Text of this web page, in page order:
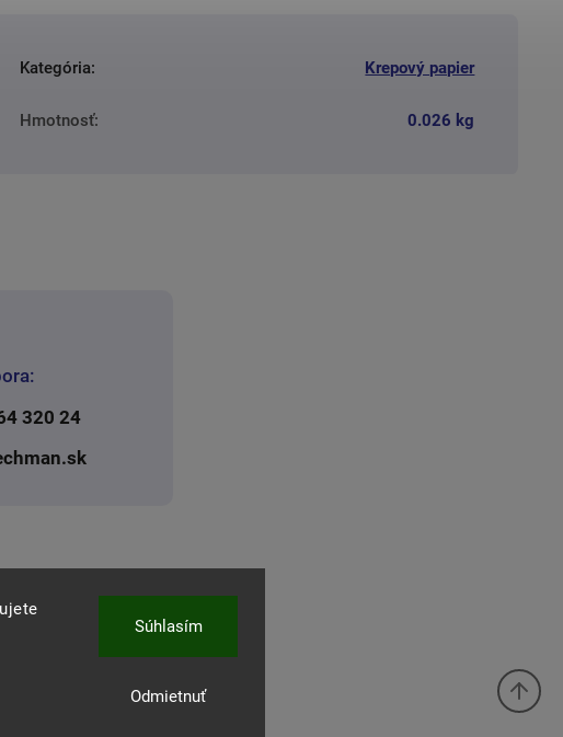
Odmietnuť
Súhlasím
Kategória: Krepový papier
Hmotnosť: 0.026 kg
320 24